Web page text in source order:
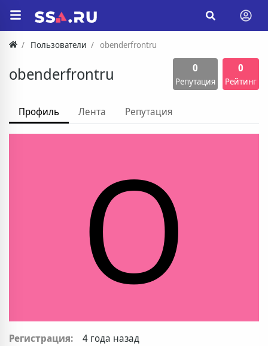
Пользователи obenderfrontru
obenderfrontru 0
Репутация
0
Рейтинг
Профиль Лента Репутация
O
Регистрация:
4 года назад